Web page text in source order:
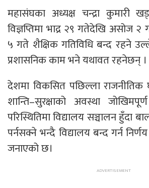
महासंघका अध्यक्ष चन्द्रा कुमारी
विज्ञप्तिमा भाद्र २९ गतेदेखि असोज
५ गते शैक्षिक गतिविधि बन्द रहने
प्रशासनिक काम भने यथावत रहनेछन् ।
देशमा विकसित पछिल्ला राजनीतिक
शान्ति–सुरक्षाको अवस्था
परिस्थितिमा विद्यालय सञ्चालन हुँदा
पर्नसक्ने भन्दै विद्यालय बन्द गर्न
जनाएको छ।